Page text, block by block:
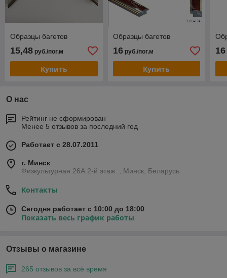
Образцы багетов
15,48 руб./пог.м
Купить
Образцы багетов
16руб./пог.м
Купить
16
О нас
Рейтинг не сформирован
Менее 5 отзывов за последний год
Работает с 28.07.2011
г. Минск
Физкультурная 26А 2-й этаж. , Минск, Беларусь
Контакты
Сегодня работает с 10:00 до 18:00
Показать весь график работы
Отзывы о магазине
265 отзывов за всё время